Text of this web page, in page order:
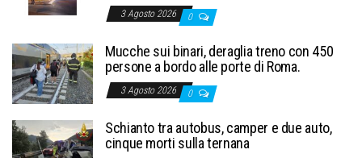
3 Agosto 2026 0
Mucche sui binari, deraglia treno con 450
persone a bordo alle porte di Roma.
3 Agosto 2026 0
Schianto tra autobus, camper e due auto,
cinque morti sulla ternana